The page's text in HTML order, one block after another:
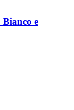
e